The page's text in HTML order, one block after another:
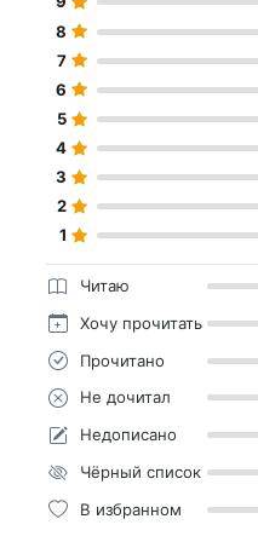
8
7
6
5
4
3
2
1
Читаю
Хочу прочитать
Прочитано
Не дочитал
Недописано
Чёрный список
В избранном